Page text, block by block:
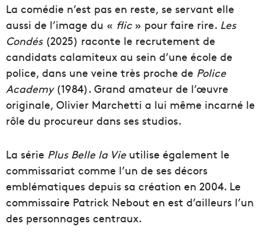
La comédie n’est pas en reste, se servant elle
aussi de l’image du « flic» pour faire rire. Les
Condés(2025) raconte le recrutement de
candidats calamiteux au sein d’une école de
police, dans une veine très proche de Police
Academy(1984). Grand amateur de l’œuvre
originale, Olivier Marchetti a lui même incarné le
rôle du procureur dans ses studios.
La série Plus Belle la Vieutilise également le
commissariat comme l’un de ses décors
emblématiques depuis sa création en 2004. Le
commissaire Patrick Nebout en est d’ailleurs l’un
des personnages centraux.